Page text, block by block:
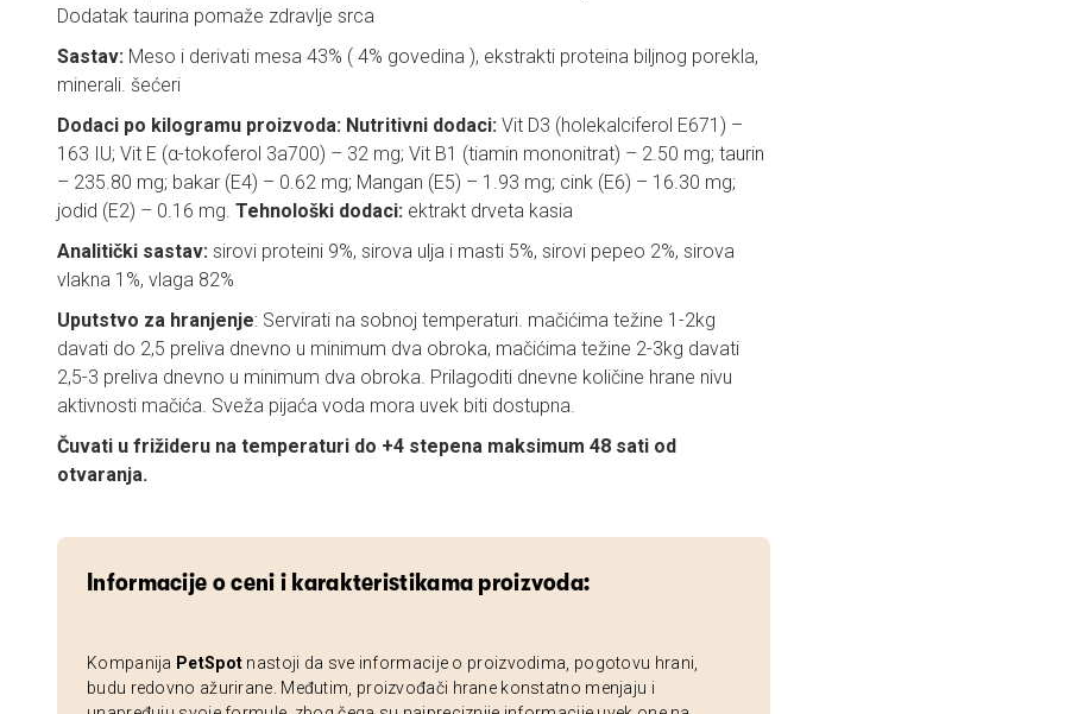
Dodatak taurina pomaže zdravlje srca
Sastav: Meso i derivati mesa 43% ( 4% govedina ), ekstrakti proteina biljnog porekla,
minerali. šećeri
Dodaci po kilogramu proizvoda: Nutritivni dodaci: Vit D3 (holekalciferol E671) –
163 IU; Vit E (α-tokoferol 3a700) – 32 mg; Vit B1 (tiamin mononitrat) – 2.50 mg; taurin
– 235.80 mg; bakar (E4) – 0.62 mg; Mangan (E5) – 1.93 mg; cink (E6) – 16.30 mg;
jodid (E2) – 0.16 mg. Tehnološki dodaci: ektrakt drveta kasia
Analitički sastav: sirovi proteini 9%, sirova ulja i masti 5%, sirovi pepeo 2%, sirova
vlakna 1%, vlaga 82%
Uputstvo za hranjenje: Servirati na sobnoj temperaturi. mačićima težine 1-2kg
davati do 2,5 preliva dnevno u minimum dva obroka, mačićima težine 2-3kg davati
2,5-3 preliva dnevno u minimum dva obroka. Prilagoditi dnevne količine hrane nivu
aktivnosti mačića. Sveža pijaća voda mora uvek biti dostupna.
Čuvati u frižideru na temperaturi do +4 stepena maksimum 48 sati od
otvaranja.
Informacije o ceni i karakteristikama proizvoda:
Kompanija PetSpot nastoji da sve informacije o proizvodima, pogotovu hrani,
budu redovno ažurirane. Međutim, proizvođači hrane konstatno menjaju i